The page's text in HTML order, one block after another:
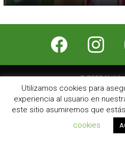
facebook
© 2026
Nosotros
Contacto
Utilizamos cookies para
experiencia al usuario en
este sitio asumiremos que
cookies